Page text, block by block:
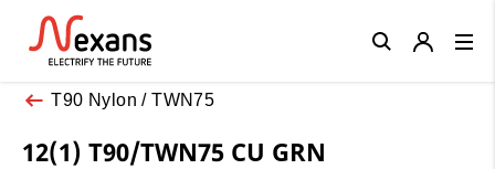
T90 Nylon / TWN75
12(1) T90/TWN75 CU GRN
Close